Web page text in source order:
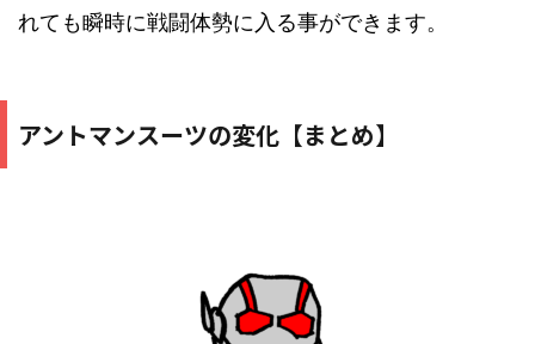
れても瞬時に戦闘体勢に入る事ができます。
アントマンスーツの変化【まとめ】